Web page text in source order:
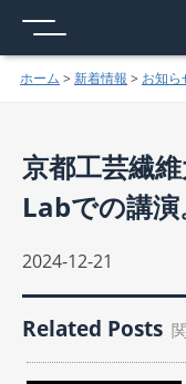
ホーム > 新着情報 > お知ら
京都工芸繊
Labでの講演
2024-12-21
Related Posts